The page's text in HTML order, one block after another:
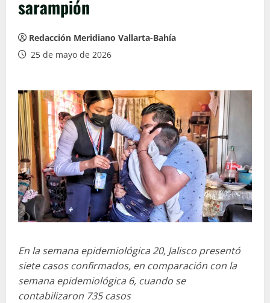
sarampión
Redacción Meridiano Vallarta-Bahía
25 de mayo de 2026
En la semana epidemiológica 20, Jalisco presentó
siete casos confirmados, en comparación con la
semana epidemiológica 6, cuando se
contabilizaron 735 casos